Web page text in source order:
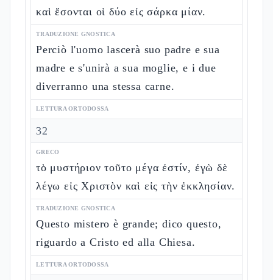
καὶ ἔσονται οἱ δύο εἰς σάρκα μίαν.
TRADUZIONE GNOSTICA
Perciò l'uomo lascerà suo padre e sua
madre e s'unirà a sua moglie, e i due
diverranno una stessa carne.
LETTURA ORTODOSSA
32
GRECO
τὸ μυστήριον τοῦτο μέγα ἐστίν, ἐγὼ δὲ
λέγω εἰς Χριστὸν καὶ εἰς τὴν ἐκκλησίαν.
TRADUZIONE GNOSTICA
Questo mistero è grande; dico questo,
riguardo a Cristo ed alla Chiesa.
LETTURA ORTODOSSA